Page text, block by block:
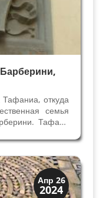
откуда
семья
Тафани
три слепня
говорящие
Апр 26
2024